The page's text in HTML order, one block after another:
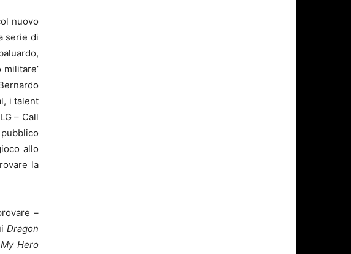
nuovo
serie di
i talent
– Call
allo
la
–
Dragon
My Hero